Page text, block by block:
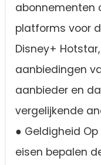
abonnementen
platforms voor
Disney+
aanbiedingen
aanbieder en
vergelijkende
● Geldigheid
eisen bepalen